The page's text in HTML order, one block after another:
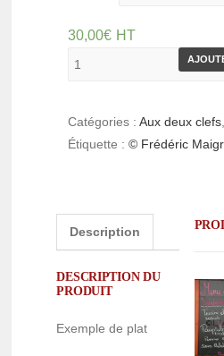
30,00€ HT
Catégories :Aux deux clefs
Étiquette :© Frédéric
Description
DESCRIPTION DU
PRODUIT
Exemple de plat